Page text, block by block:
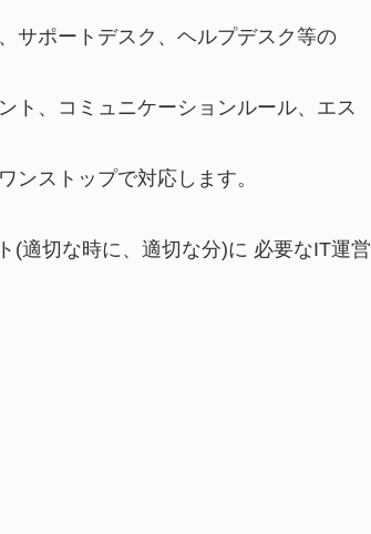
サポートデスク、ヘルプデスク等の
ト、コミュニケーションルール、エス
ストップで対応します。
適切な時に、適切な分)に 必要なIT運営